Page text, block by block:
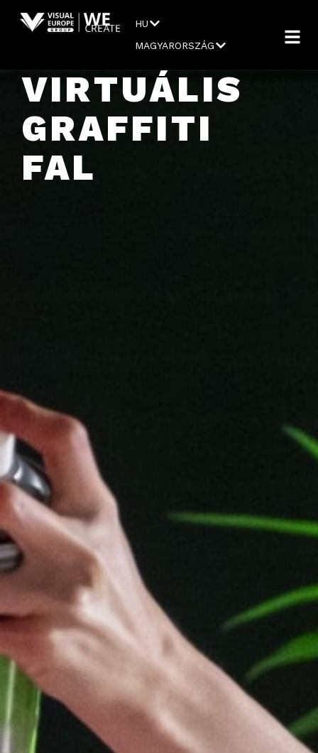
HU
MAGYARORSZÁG
VIRTUÁLIS
GRAFFITI
FAL